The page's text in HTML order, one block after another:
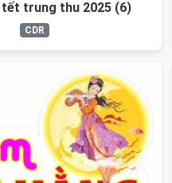
tết trung thu 2025 (6)
CDR